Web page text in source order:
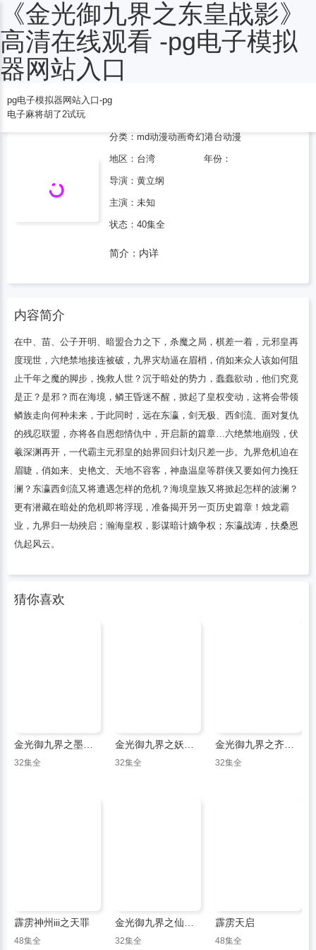
《金光御九界之东皇战影》
高清在线观看 -pg电子模拟
器网站入口
pg电子模拟器网站入口-pg
电子麻将胡了2试玩
麻将胡了2试玩
分类： md动漫动画奇幻港台动漫
地区： 台湾 年份：
导演： 黄立纲
主演：未知
状态：40集全
简介：内详
内容简介
在中、苗、公子开明、暗盟合力之下，杀魔之局，棋差一着，元邪皇再
度现世，六绝禁地接连被破，九界灾劫逼在眉梢，俏如来众人该如何阻
止千年之魔的脚步，挽救人世？沉于暗处的势力，蠢蠢欲动，他们究竟
是正？是邪？而在海境，鳞王昏迷不醒，掀起了皇权变动，这将会带领
鳞族走向何种未来，于此同时，远在东瀛，剑无极、西剑流、面对复仇
的残忍联盟，亦将各自恩怨情仇中，开启新的篇章…六绝禁地崩毁，伏
羲深渊再开，一代霸主元邪皇的始界回归计划只差一步。九界危机迫在
眉睫，俏如来、史艳文、天地不容客，神蛊温皇等群侠又要如何力挽狂
澜？东瀛西剑流又将遭遇怎样的危机？海境皇族又将掀起怎样的波澜？
更有潜藏在暗处的危机即将浮现，准备揭开另一页历史篇章！烛龙霸
业，九界归一劫殃启；瀚海皇权，影谋暗计嫡争权；东瀛战涛，扶桑恩
仇起风云。
猜你喜欢
金光御九界之墨世佛劫
32集全
金光御九界之妖祸天劫
32集全
金光御九界之齐神箓
32集全
霹雳神州iii之天罪
48集全 32集全
霹雳天启
48集全